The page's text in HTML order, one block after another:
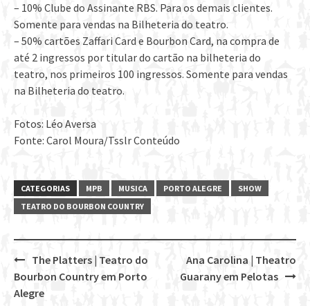
– 10% Clube do Assinante RBS. Para os demais clientes.
Somente para vendas na Bilheteria do teatro.
– 50% cartões Zaffari Card e Bourbon Card, na compra de
até 2 ingressos por titular do cartão na bilheteria do
teatro, nos primeiros 100 ingressos. Somente para vendas
na Bilheteria do teatro.
Fotos: Léo Aversa
Fonte: Carol Moura/Tsslr Conteúdo
CATEGORIAS MPB MUSICA PORTO ALEGRE
SHOW
TEATRO DO BOURBON COUNTRY
Post
navigation
Ana Carolina | Theatro
Guarany em Pelotas
The Platters | Teatro do
Bourbon Country em Porto
Alegre